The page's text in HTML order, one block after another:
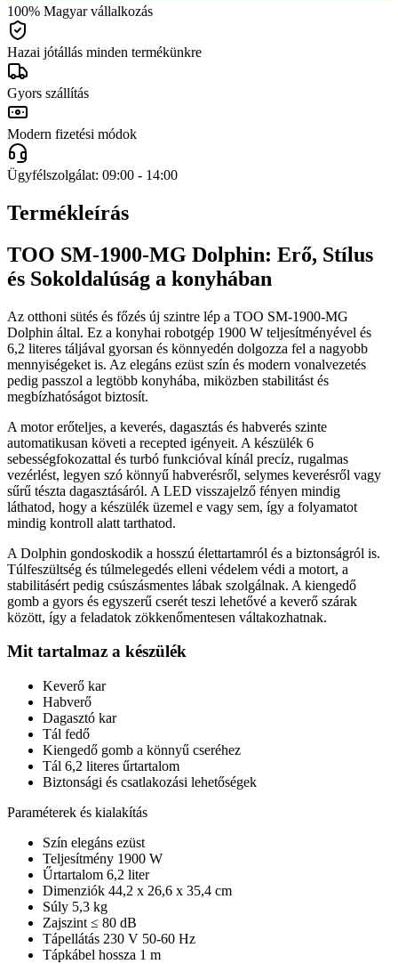
100% Magyar vállalkozás
Hazai jótállás minden termékünkre
Gyors szállítás
Modern fizetési módok
Ügyfélszolgálat: 09:00 - 14:00
Termékleírás
TOO SM-1900-MG Dolphin: Erő, Stílus
és Sokoldalúság a konyhában
Az otthoni sütés és főzés új szintre lép a TOO SM-1900-MG
Dolphin által. Ez a konyhai robotgép 1900 W teljesítményével és
6,2 literes táljával gyorsan és könnyedén dolgozza fel a nagyobb
mennyiségeket is. Az elegáns ezüst szín és modern vonalvezetés
pedig passzol a legtöbb konyhába, miközben stabilitást és
megbízhatóságot biztosít.
A motor erőteljes, a keverés, dagasztás és habverés szinte
automatikusan követi a recepted igényeit. A készülék 6
sebességfokozattal és turbó funkcióval kínál precíz, rugalmas
vezérlést, legyen szó könnyű habverésről, selymes keverésről vagy
sűrű tészta dagasztásáról. A LED visszajelző fényen mindig
láthatod, hogy a készülék üzemel e vagy sem, így a folyamatot
mindig kontroll alatt tarthatod.
A Dolphin gondoskodik a hosszú élettartamról és a biztonságról is.
Túlfeszültség és túlmelegedés elleni védelem védi a motort, a
stabilitásért pedig csúszásmentes lábak szolgálnak. A kiengedő
gomb a gyors és egyszerű cserét teszi lehetővé a keverő szárak
között, így a feladatok zökkenőmentesen váltakozhatnak.
Mit tartalmaz a készülék
Keverő kar
Habverő
Dagasztó kar
Tál fedő
Kiengedő gomb a könnyű cseréhez
Tál 6,2 literes űrtartalom
Biztonsági és csatlakozási lehetőségek
Paraméterek és kialakítás
Szín elegáns ezüst
Teljesítmény 1900 W
Űrtartalom 6,2 liter
Dimenziók 44,2 x 26,6 x 35,4 cm
Súly 5,3 kg
Zajszint ≤ 80 dB
Tápellátás 230 V 50-60 Hz
Tápkábel hossza 1 m